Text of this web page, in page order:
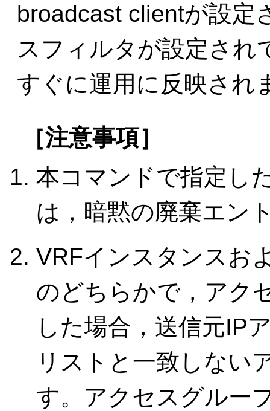
broadcast clientが設定
スフィルタが設定され
すぐに運用に反映され
［注意事項］
本コマンドで指定し
は，暗黙の廃棄エン
VRFインスタンスお
のどちらかで，アク
した場合，送信元IP
リストと一致しない
す。アクセスグルー